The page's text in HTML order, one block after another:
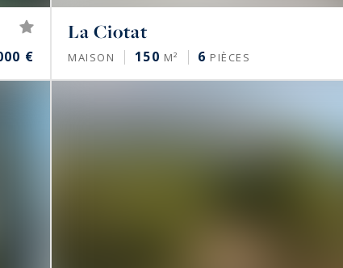
€
La Ciotat
MAISON 150 M² 6 PIÈCES